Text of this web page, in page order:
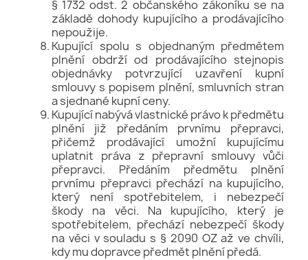
§ 1732 odst. 2 občanského zákoníku se na
základě dohody kupujícího a prodávajícího
nepoužije.
Kupující spolu s objednaným předmětem
plnění obdrží od prodávajícího stejnopis
objednávky potvrzující uzavření kupní
smlouvy s popisem plnění, smluvních stran
a sjednané kupní ceny.
Kupující nabývá vlastnické právo k předmětu
plnění již předáním prvnímu přepravci,
přičemž prodávající umožní kupujícímu
uplatnit práva z přepravní smlouvy vůči
přepravci. Předáním předmětu plnění
prvnímu přepravci přechází na kupujícího,
který není spotřebitelem, i nebezpečí
škody na věci. Na kupujícího, který je
spotřebitelem, přechází nebezpečí škody
na věci v souladu s § 2090 OZ až ve chvíli,
kdy mu dopravce předmět plnění předá.